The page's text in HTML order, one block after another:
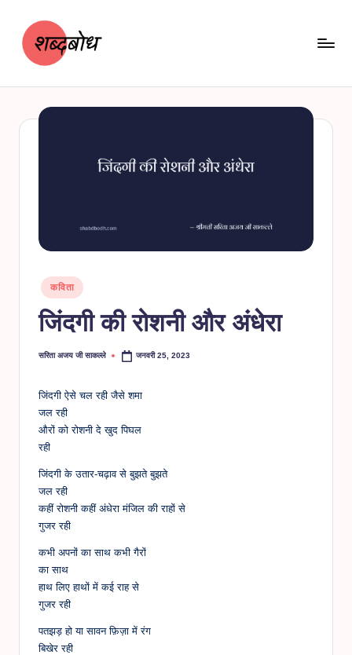
बो
Posted
in
कविता
जिंदगी की रोशनी और अंधेरा
Posted
सरिता अजय जी साकल्ले जनवरी 25, 2023
जिंदगी ऐसे चल रही जैसे शमा
जल रही
औरों को रोशनी दे खुद पिघल
रही
जिंदगी के उतार-चढ़ाव से बुझते बुझते
जल रही
कहीं रोशनी कहीं अंधेरा मंजिल की राहों से
गुजर रही
कभी अपनों का साथ कभी गैरों
का साथ
हाथ लिए हाथों में कई राह से
गुजर रही
पतझड़ हो या सावन फ़िज़ा में रंग
बिखेर रही